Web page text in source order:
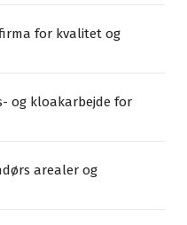
for kvalitet og
og kloakarbejde for
arealer og